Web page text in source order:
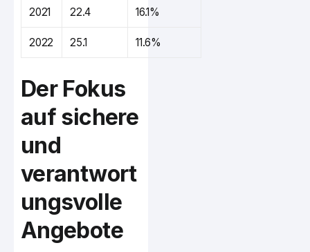
2021 22.4 16.1%
2022 25.1 11.6%
Der Fokus
auf sichere
und
verantwort
ungsvolle
Angebote